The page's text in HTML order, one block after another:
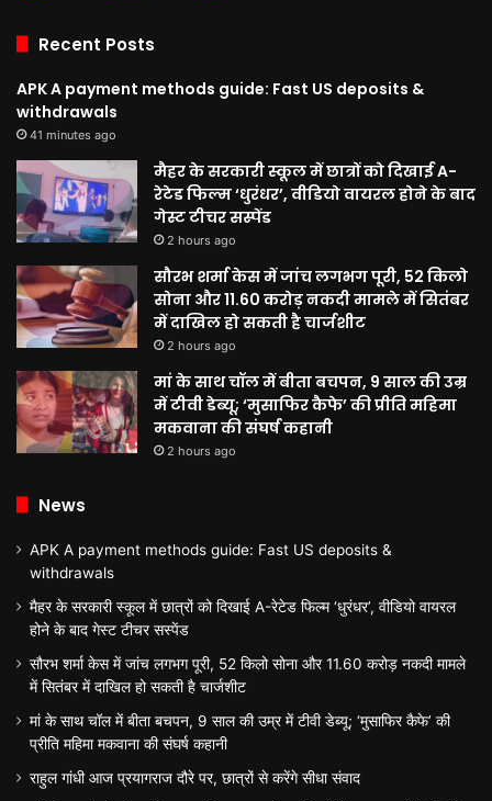
Recent Posts
APK A payment methods guide: Fast US deposits &
withdrawals
41 minutes ago
मैहर के सरकारी स्कूल में छात्रों को दिखाई A-
रेटेड फिल्म ‘धुरंधर’, वीडियो वायरल होने के बाद
गेस्ट टीचर सस्पेंड
2 hours ago
सौरभ शर्मा केस में जांच लगभग पूरी, 52 किलो
सोना और 11.60 करोड़ नकदी मामले में सितंबर
में दाखिल हो सकती है चार्जशीट
2 hours ago
मां के साथ चॉल में बीता बचपन, 9 साल की उम्र
में टीवी डेब्यू; ‘मुसाफिर कैफे’ की प्रीति महिमा
मकवाना की संघर्ष कहानी
2 hours ago
News
APK A payment methods guide: Fast US deposits &
withdrawals
मैहर के सरकारी स्कूल में छात्रों को दिखाई A-रेटेड फिल्म ‘धुरंधर’, वीडियो वायरल
होने के बाद गेस्ट टीचर सस्पेंड
सौरभ शर्मा केस में जांच लगभग पूरी, 52 किलो सोना और 11.60 करोड़ नकदी मामले
में सितंबर में दाखिल हो सकती है चार्जशीट
मां के साथ चॉल में बीता बचपन, 9 साल की उम्र में टीवी डेब्यू; ‘मुसाफिर कैफे’ की
प्रीति महिमा मकवाना की संघर्ष कहानी
राहुल गांधी आज प्रयागराज दौरे पर, छात्रों से करेंगे सीधा संवाद